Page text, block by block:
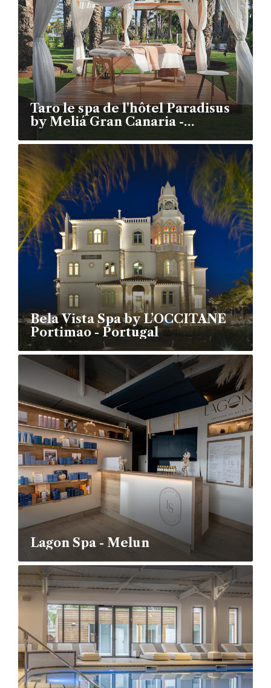
Taro le spa de l'hôtel Paradisus
by Meliá Gran Canaria -
Bela Vista Spa by L’OCCITANE
Portimao - Portugal
Lagon Spa - Melun